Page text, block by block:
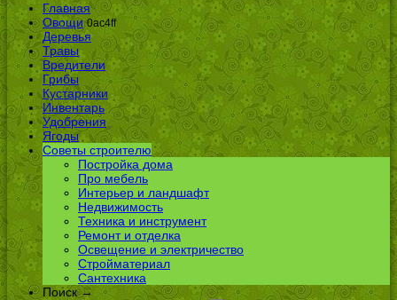
Главная
Овощи 0ac4ff
Деревья
Травы
Вредители
Грибы
Кустарники
Инвентарь
Удобрения
Ягоды
Советы строителю
Постройка дома
Про мебель
Интерьер и ландшафт
Недвижимость
Техника и инструмент
Ремонт и отделка
Освещение и электричество
Стройматериал
Сантехника
Поиск →